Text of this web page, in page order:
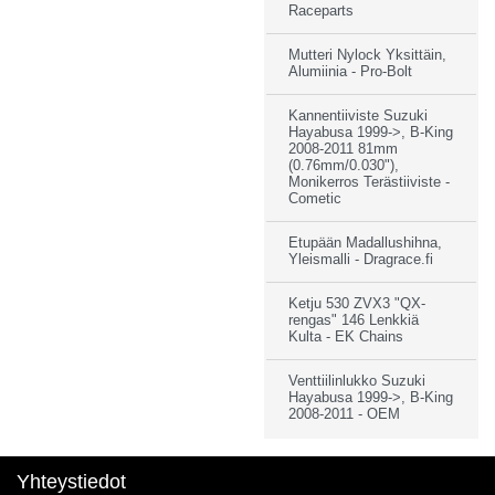
Raceparts
Mutteri Nylock Yksittäin,
Alumiinia - Pro-Bolt
Kannentiiviste Suzuki
Hayabusa 1999->, B-King
2008-2011 81mm
(0.76mm/0.030"),
Monikerros Terästiiviste -
Cometic
Etupään Madallushihna,
Yleismalli - Dragrace.fi
Ketju 530 ZVX3 "QX-
rengas" 146 Lenkkiä
Kulta - EK Chains
Venttiilinlukko Suzuki
Hayabusa 1999->, B-King
2008-2011 - OEM
Yhteystiedot